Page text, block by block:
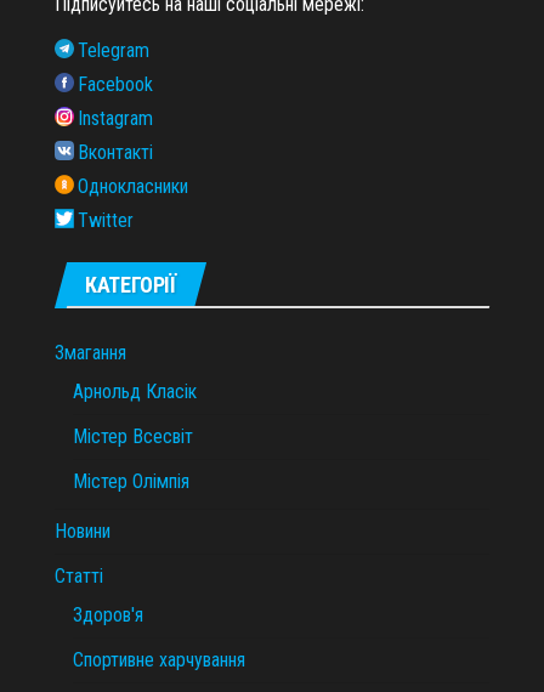
Telegram
Facebook
Instagram
Вконтакті
Однокласники
Twitter
КАТЕГОРІЇ
Змагання
Арнольд Класік
Містер Всесвіт
Містер Олімпія
Новини
Статті
Здоров'я
Спортивне харчування